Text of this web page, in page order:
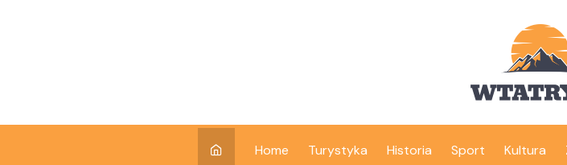
Home Turystyka Historia Sport Kultura